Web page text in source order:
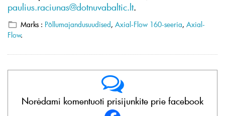
paulius.raciunas@dotnuvabaltic.lt.
Marks : Põllumajandusuudised, Axial-Flow 160-seeria, Axial-
Flow.
Norėdami komentuoti prisijunkite prie facebook